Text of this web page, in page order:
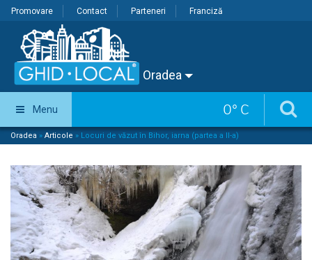
Promovare Contact Parteneri Franciză
Oradea
0° C
Menu
Oradea » Articole » Locuri de văzut în Bihor, iarna (partea a II-a)